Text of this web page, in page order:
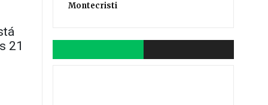
21
Montecristi